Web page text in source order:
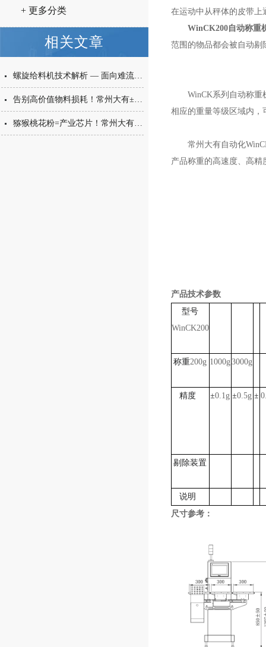
+ 更多分类
相关文章
螺旋给料机技术解析 — 面向难流动性粉体的微量高精度称重给料解决方案
告别高价值物料损耗！常州大有±0.001g西林瓶分装，让每一毫克都物尽其用
猕猴桃花粉=产业芯片！常州大有花粉分装机，守住每一克“植物黄金”的价值
在运动中从秤体的皮带上
WinCK200自动称重
范围的物品都会被自动剔
WinCK系列自动称
相应的重量等级区域内
常州大有自动化
产品称重的高速度、高
产品技术参数
型号
WinCK200
称重200g 1000g3000g
精度 ±0.1g ±0.5g ±
剔除装置
说明
尺寸参考：